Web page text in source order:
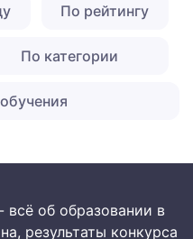
По рейтингу
По категории
об образовании в
результаты конкурса